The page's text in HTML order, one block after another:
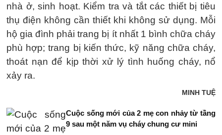
nhà ở, sinh hoạt. Kiểm tra và tắt các thiết bị tiêu
thụ điện không cần thiết khi không sử dụng. Mỗi
hộ gia đình phải trang bị ít nhất 1 bình chữa cháy
phù hợp; trang bị kiến thức, kỹ năng chữa cháy,
thoát nạn để kịp thời xử lý tình huống cháy, nổ
xảy ra.
MINH TUỆ
Cuộc sống mới của 2 mẹ con nhảy từ tầng
9 sau một năm vụ cháy chung cư mini